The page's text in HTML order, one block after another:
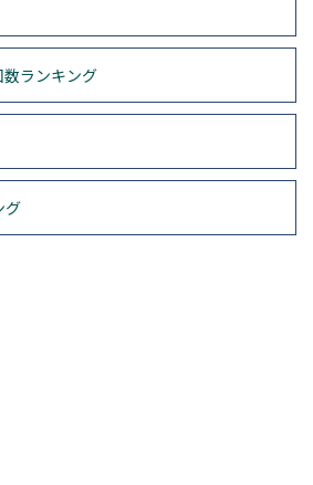
ランキング
グ